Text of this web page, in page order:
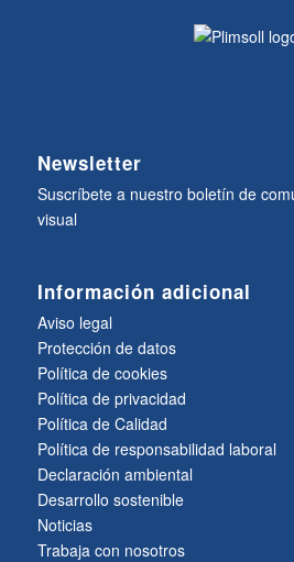
Newsletter
Suscríbete a nuestro boletín de
visual
Información adicional
Aviso legal
Protección de datos
Política de cookies
Política de privacidad
Política de Calidad
Política de responsabilidad laboral
Declaración ambiental
Desarrollo sostenible
Noticias
Trabaja con nosotros